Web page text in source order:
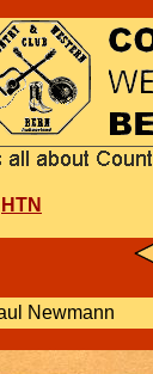
HTN
Newmann